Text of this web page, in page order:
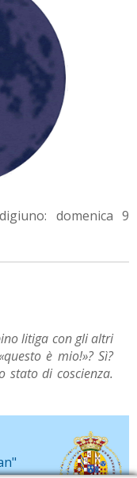
domenica 9
litiga con gli altri
è mio!»? Sì?
stato di coscienza.